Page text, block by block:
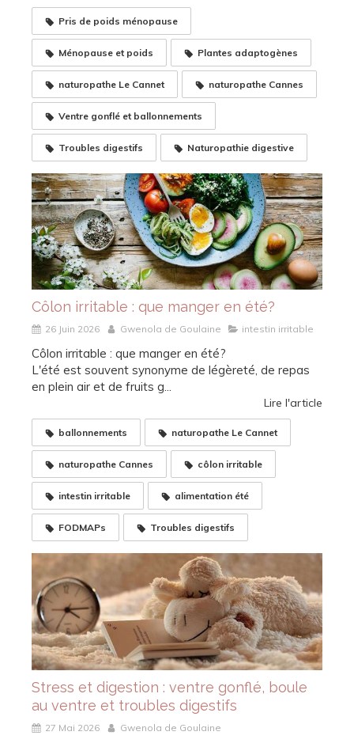
Pris de poids ménopause
Ménopause et poids Plantes adaptogènes
naturopathe Le Cannet naturopathe Cannes
Ventre gonflé et ballonnements
Troubles digestifs Naturopathie digestive
Côlon irritable : que manger en été?
26 Juin 2026 Gwenola de Goulaine intestin irritable
Côlon irritable : que manger en été?
L'été est souvent synonyme de légèreté, de repas
en plein air et de fruits g...
Lire l'article
ballonnements naturopathe Le Cannet
naturopathe Cannes côlon irritable
intestin irritable alimentation été
FODMAPs Troubles digestifs
Stress et digestion : ventre gonflé, boule
au ventre et troubles digestifs
27 Mai 2026 Gwenola de Goulaine